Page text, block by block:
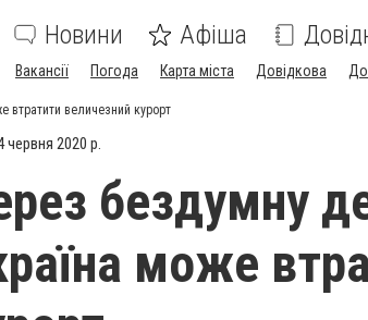
Новини Афіша
Вакансії Погода Карта міста Довідкова
втратити величезний курорт
червня 2020 р.
бездумну
може